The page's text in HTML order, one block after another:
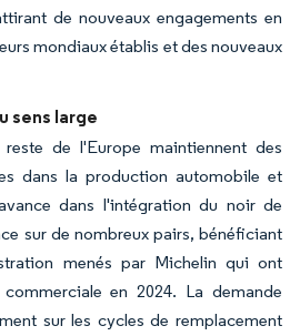
de nouveaux engagements en
mondiaux établis et des nouveaux
sens large
de l'Europe maintiennent des
dans la production automobile et
dans l'intégration du noir de
sur de nombreux pairs, bénéficiant
menés par Michelin qui ont
en 2024. La demande
sur les cycles de remplacement